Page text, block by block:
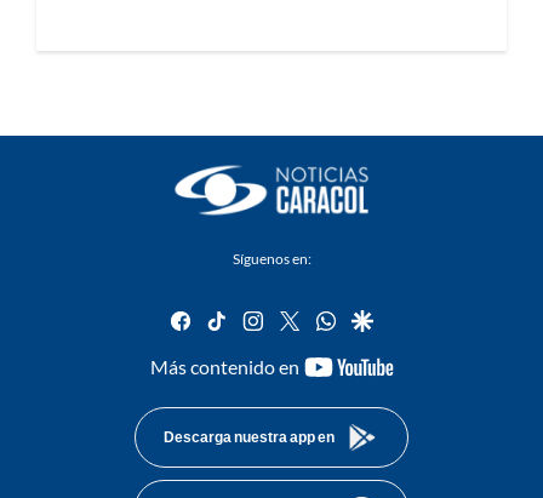
Síguenos en:
facebook
tiktok instagram
twitterwhatsapp
google
Más contenido en
youtube-
Descarga nuestra app en